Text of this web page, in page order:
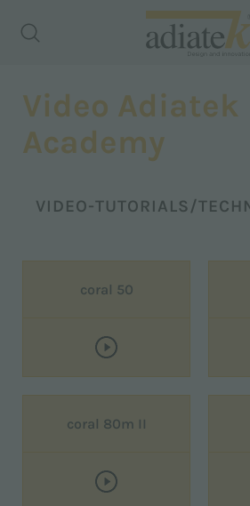
Video Adiatek
Academy
VIDEO-TUTORIALS/
coral 50
coral 80m II